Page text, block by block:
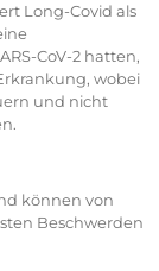
Long-Covid als
CoV-2 hatten,
wobei
und nicht
können von
Beschwerden